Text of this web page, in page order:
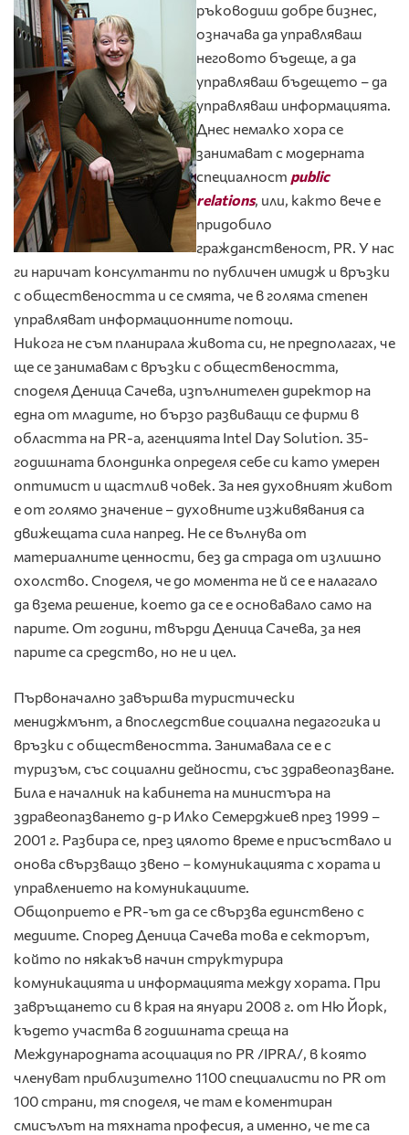
ръководиш добре бизнес,
означава да управляваш
неговото бъдеще, а да
управляваш бъдещето – да
управляваш информацията.
Днес немалко хора се
занимават с модерната
специалност public
relations, или, както вече е
придобило
гражданственост, PR. У нас
ги наричат консултанти по публичен имидж и връзки
с обществеността и се смята, че в голяма степен
управляват информационните потоци.
Никога не съм планирала живота си, не предполагах, че
ще се занимавам с връзки с обществеността,
споделя Деница Сачева, изпълнителен директор на
една от младите, но бързо развиващи се фирми в
областта на PR-а, агенцията Intel Day Solution. 35-
годишната блондинка определя себе си като умерен
оптимист и щастлив човек. За нея духовният живот
е от голямо значение – духовните изживявания са
движещата сила напред. Не се вълнува от
материалните ценности, без да страда от излишно
охолство. Споделя, че до момента не й се е налагало
да взема решение, което да се е основавало само на
парите. От години, твърди Деница Сачева, за нея
парите са средство, но не и цел.
Първоначалнo завършва туристически
мениджмънт, а впоследствие социална педагогика и
връзки с обществеността. Занимавала се е с
туризъм, със социални дейности, със здравеопазване.
Била е началник на кабинета на министъра на
здравеопазването д-р Илко Семерджиев през 1999 –
2001 г. Разбира се, през цялото време е присъствало и
онова свързващо звено – комуникацията с хората и
управлението на комуникациите.
Общоприето е PR-ът да се свързва единствено с
медиите. Според Деница Сачева това е секторът,
който по някакъв начин структурира
комуникацията и информацията между хората. При
завръщането си в края на януари 2008 г. от Ню Йорк,
където участва в годишната среща на
Международната асоциация по PR /IPRA/, в която
членуват приблизително 1100 специалисти по PR от
100 страни, тя споделя, че там е коментиран
смисълът на тяхната професия, а именно, че те са